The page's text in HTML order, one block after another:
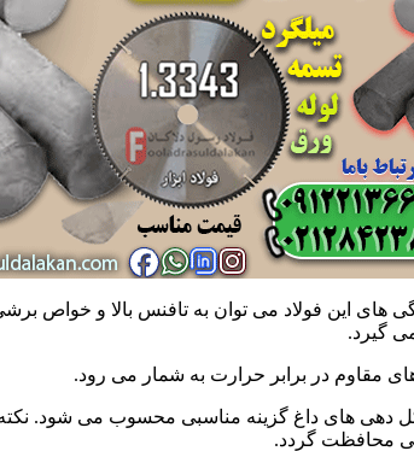
از سایر ویژگی های این فولاد می توان به تافنس
گیرد.
مقاوم در برابر حرارت به شمار می رود.
محافظت گردد.